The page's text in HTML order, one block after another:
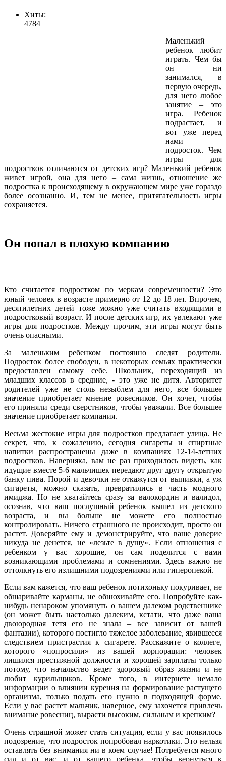
Хиты:
4784
Маленький
ребенок любит
играть. Чем бы
он ни
занимался, в
первую очередь,
для него любое
занятие – это
игра. Ребенок
подрастает, и
вот уже перед
нами
подросток. Чем
игры для
подростков отличаются от детских игр? Маленький ребенок
живет игрой, она для него – сама жизнь, отношение же
подростка к происходящему в окружающем мире уже гораздо
более осознанно. И, тем не менее, притягательность игры
сохраняется.
Он попал в плохую компанию
Кто считается подростком по меркам современности? Это
юный человек в возрасте примерно от 12 до 18 лет. Впрочем,
десятилетних детей тоже можно уже считать входящими в
подростковый возраст. И после детских игр, их увлекают уже
игры для подростков. Между прочим, эти игры могут быть
очень опасными.
За маленьким ребенком постоянно следят родители.
Подросток более свободен, в некоторых семьях практически
предоставлен самому себе. Школьник, переходящий из
младших классов в средние, - это уже не дитя. Авторитет
родителей уже не столь незыблем для него, все большее
значение приобретает мнение ровесников. Он хочет, чтобы
его приняли среди сверстников, чтобы уважали. Все большее
значение приобретает компания.
Весьма жестокие игры для подростков предлагает улица. Не
секрет, что, к сожалению, сегодня сигареты и спиртные
напитки распространены даже в компаниях 12-14-летних
подростков. Наверняка, вам не раз приходилось видеть, как
идущие вместе 5-6 мальчишек передают друг другу открытую
банку пива. Порой и девочки не откажутся от выпивки, а уж
сигареты, можно сказать, превратились в часть модного
имиджа. Но не хватайтесь сразу за валокордин и валидол,
осознав, что ваш послушный ребенок вышел из детского
возраста, и вы больше не можете его полностью
контролировать. Ничего страшного не происходит, просто он
растет. Доверяйте ему и демонстрируйте, что ваше доверие
никуда не денется, не «лезьте в душу». Если отношения с
ребенком у вас хорошие, он сам поделится с вами
возникающими проблемами и сомнениями. Здесь важно не
оттолкнуть его излишними подозрениями или гиперопекой.
Если вам кажется, что ваш ребенок потихоньку покуривает, не
обшаривайте карманы, не обнюхивайте его. Попробуйте как-
нибудь ненароком упомянуть о вашем далеком родственнике
(он может быть настолько далеким, кстати, что даже ваша
двоюродная тетя его не знала – все зависит от вашей
фантазии), которого постигло тяжелое заболевание, явившееся
следствием пристрастия к сигарете. Расскажите о коллеге,
которого «попросили» из вашей корпорации: человек
лишился престижной должности и хорошей зарплаты только
потому, что начальство ведет здоровый образ жизни и не
любит курильщиков. Кроме того, в интернете немало
информации о влиянии курения на формирование растущего
организма, только подать его нужно в подходящей форме.
Если у вас растет мальчик, наверное, ему захочется привлечь
внимание ровесниц, вырасти высоким, сильным и крепким?
Очень страшной может стать ситуация, если у вас появилось
подозрение, что подросток попробовал наркотики. Это нельзя
оставлять без внимания ни в коем случае! Потребуется много
сил и от вас, и от вашего ребенка, чтобы вернуться к